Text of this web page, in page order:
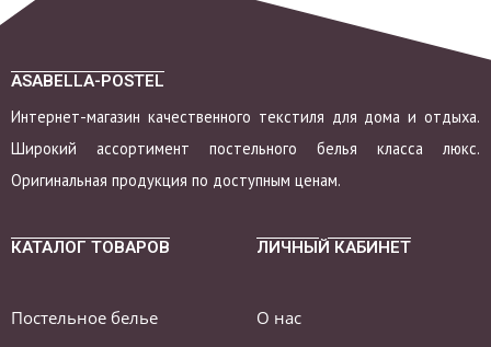
ASABELLA-POSTEL
Интернет-магазин качественного текстиля для дома и отдыха.
Широкий ассортимент постельного белья класса люкс.
Оригинальная продукция по доступным ценам.
КАТАЛОГ ТОВАРОВ
Постельное белье
ЛИЧНЫЙ КАБИНЕТ
О нас